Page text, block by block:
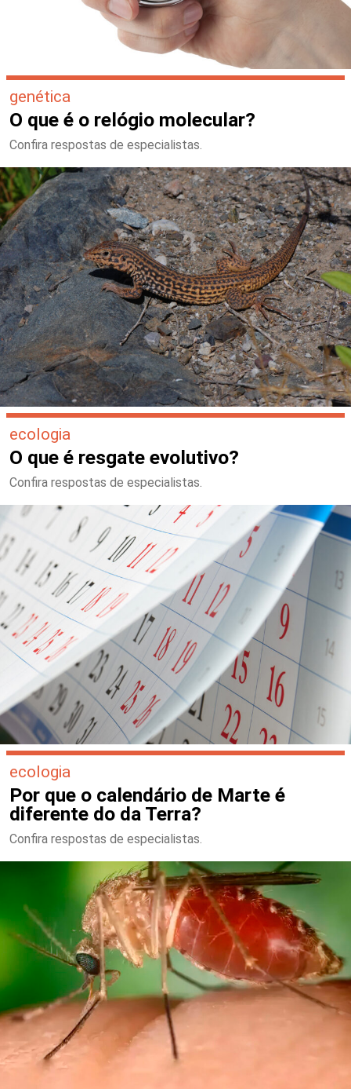
genética
O que é o relógio molecular?
Confira respostas de especialistas.
ecologia
O que é resgate evolutivo?
Confira respostas de especialistas.
ecologia
Por que o calendário de Marte é
diferente do da Terra?
Confira respostas de especialistas.